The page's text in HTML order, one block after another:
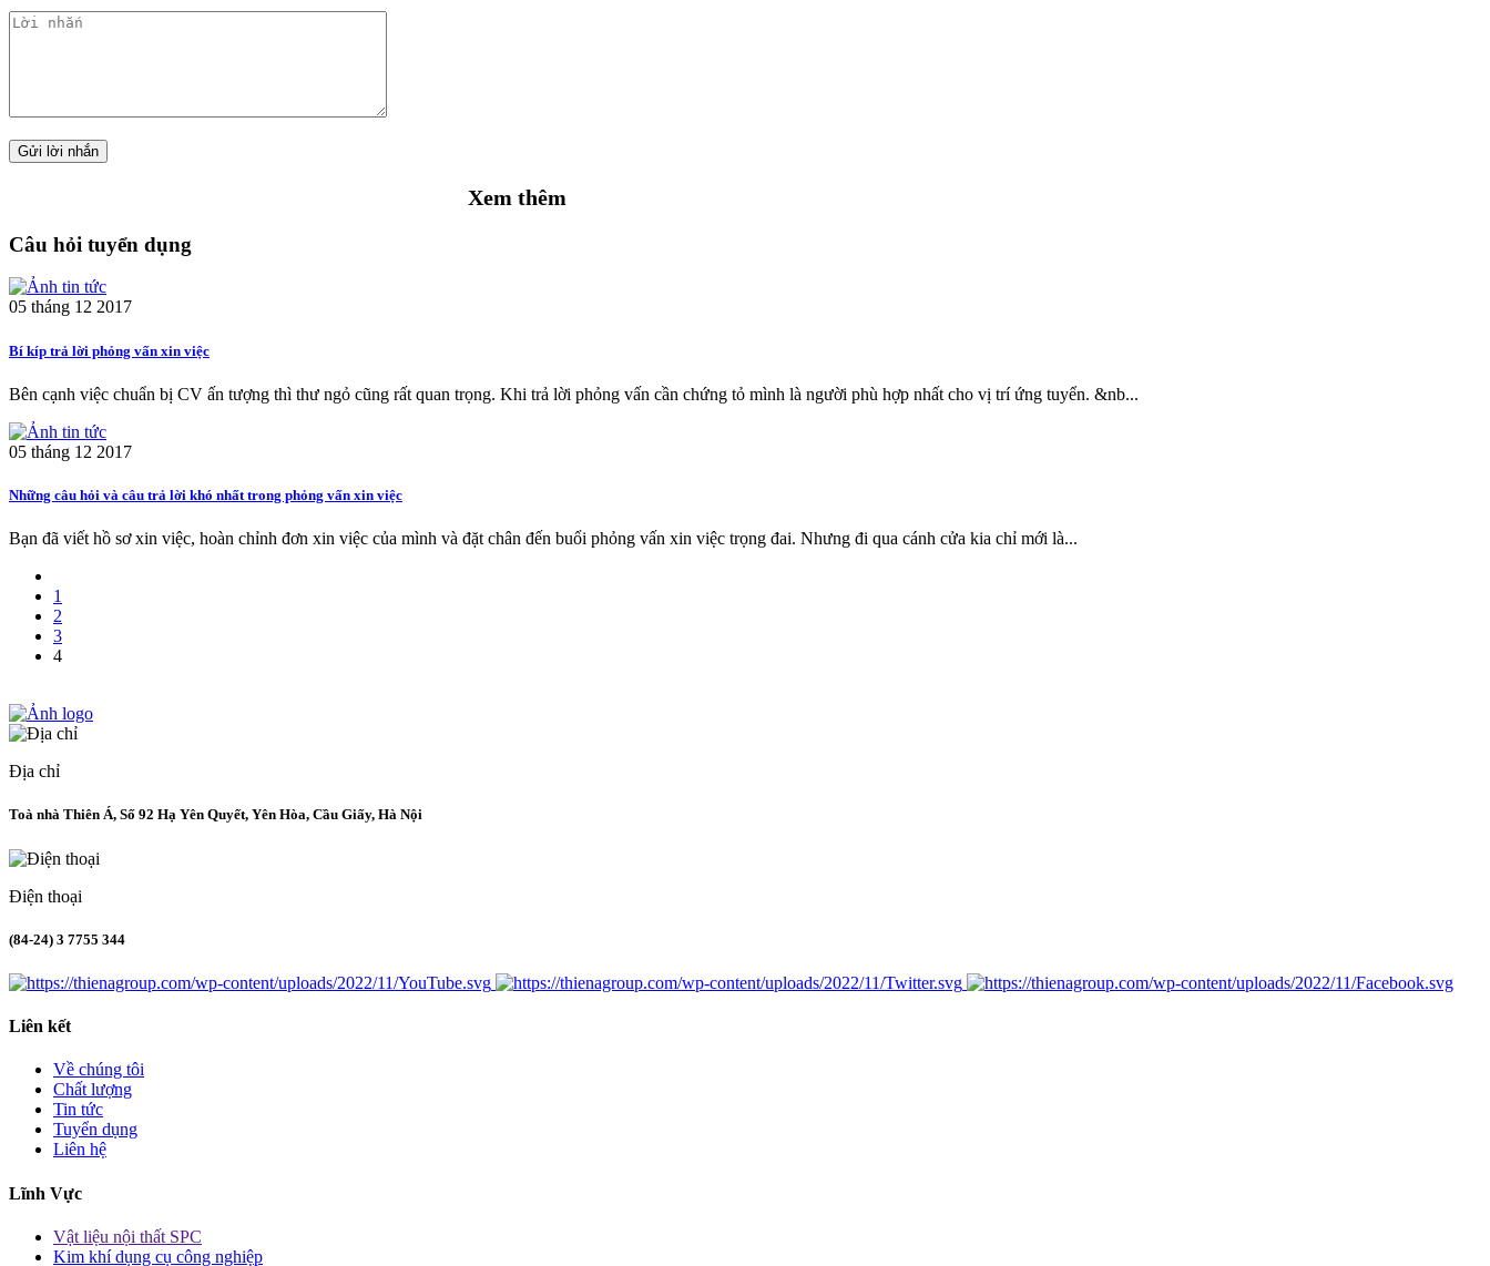
Xem thêm
Câu hỏi tuyển dụng
05 tháng 12 2017
Bí kíp trả lời phỏng vấn xin việc
Bên cạnh việc chuẩn bị CV ấn tượng thì thư ngỏ cũng rất quan trọng. Khi trả lời phỏng vấn cần chứng tỏ mình là người phù hợp nhất cho vị trí ứng tuyển. &nb...
05 tháng 12 2017
Những câu hỏi và câu trả lời khó nhất trong phỏng vấn xin việc
Bạn đã viết hồ sơ xin việc, hoàn chỉnh đơn xin việc của mình và đặt chân đến buổi phỏng vấn xin việc trọng đai. Nhưng đi qua cánh cửa kia chỉ mới là...
1
2
3
4
Địa chỉ
Toà nhà Thiên Á, Số 92 Hạ Yên Quyết, Yên Hòa, Cầu Giấy, Hà Nội
Điện thoại
(84-24) 3 7755 344
Liên kết
Về chúng tôi
Chất lượng
Tin tức
Tuyển dụng
Liên hệ
Lĩnh Vực
Vật liệu nội thất SPC
Kim khí dụng cụ công nghiệp